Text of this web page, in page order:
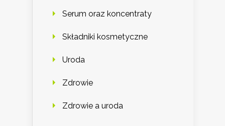
Serum oraz koncentraty
Składniki kosmetyczne
Uroda
Zdrowie
Zdrowie a uroda